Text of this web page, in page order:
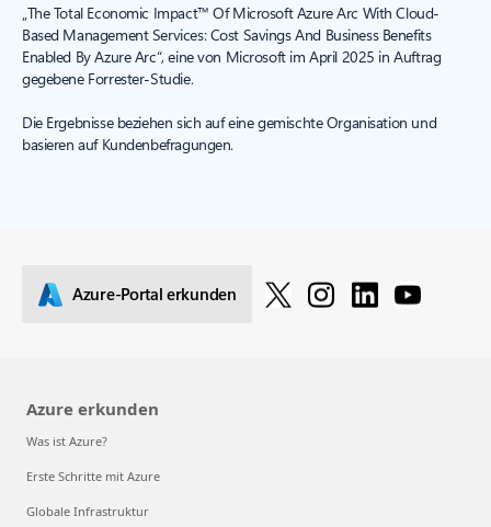
„The Total Economic Impact™ Of Microsoft Azure Arc With Cloud-
Based Management Services: Cost Savings And Business Benefits
Enabled By Azure Arc“, eine von Microsoft im April 2025 in Auftrag
gegebene Forrester-Studie.
Die Ergebnisse beziehen sich auf eine gemischte Organisation und
basieren auf Kundenbefragungen.
Azure-Portal erkunden
Azure erkunden
Was ist Azure?
Erste Schritte mit Azure
Globale Infrastruktur